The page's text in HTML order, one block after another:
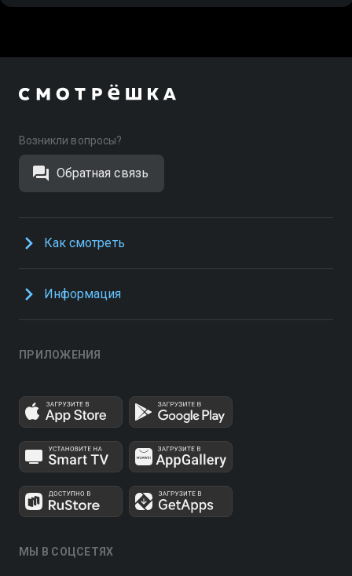
Возникли вопросы?
Обратная связь
Как смотреть
Информация
ПРИЛОЖЕНИЯ
МЫ В СОЦСЕТЯХ